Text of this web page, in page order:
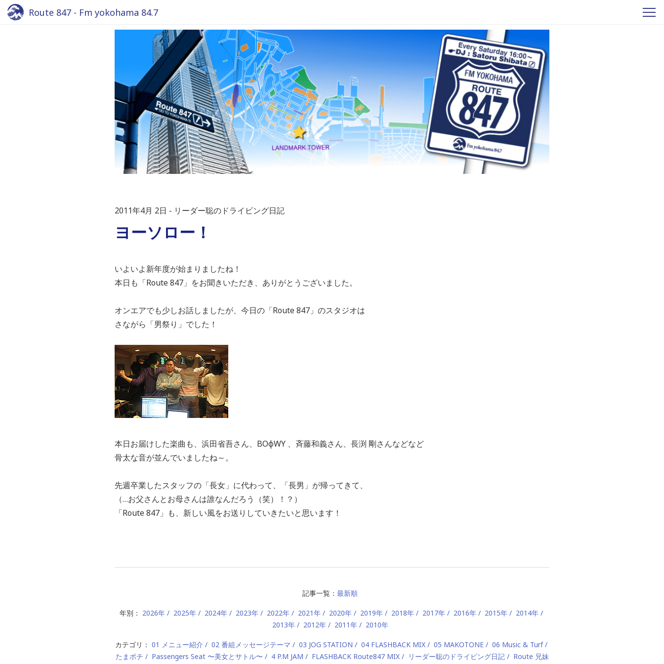
Route 847 - Fm yokohama 84.7
2011年4月 2日 リーダー聡のドライビング日記
ヨーソロー！
いよいよ新年度が始まりましたね！
本日も「Route 847」をお聞きいただき、ありがとうございました。
オンエアでも少しお話しましたが、今日の「Route 847」のスタジオは
さながら「男祭り」でした！
本日お届けした楽曲も、浜田省吾さん、BOφWY 、斉藤和義さん、長渕 剛さんなどなど
骨太な音が並んでいましたね～。
先週卒業したスタッフの「長女」に代わって、「長男」が帰ってきて、
（…お父さんとお母さんは誰なんだろう（笑）！？）
「Route 847」も、新しい風をお送りしていきたいと思います！
記事一覧： 最新順
年別： 2026年 2025年 2024年 2023年 2022年 2021年 2020年 2019年 2018年 2017年 2016年 2015年
2014年
2013年
2012年 2011年 2010年
カテゴリ： 01 メニュー紹介 02 番組メッセージテーマ 03 JOG STATION 04 FLASHBACK MIX 05 MAKOTONE
06 Music & Turf
たまポチ
Passengers Seat 〜美女とサトル〜 4 P.M JAM FLASHBACK Route847 MIX リーダー聡のドライビング日記
Route 兄妹